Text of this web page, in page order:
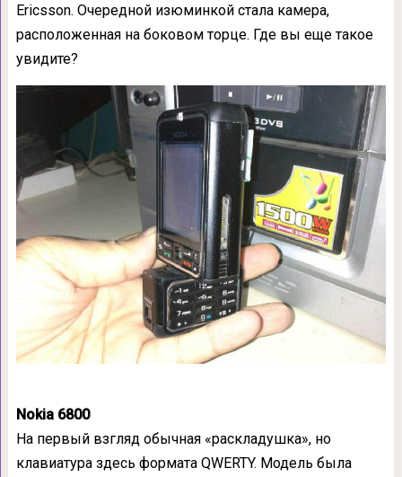
Ericsson. Очередной изюминкой стала камера,
расположенная на боковом торце. Где вы еще такое
увидите?
Nokia 6800
На первый взгляд обычная «раскладушка», но
клавиатура здесь формата QWERTY. Модель была